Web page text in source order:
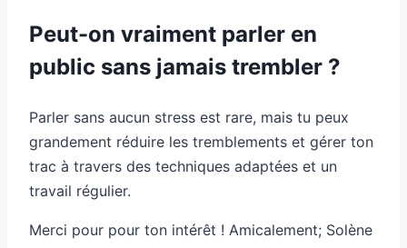
Peut-on vraiment parler en
public sans jamais trembler ?
Parler sans aucun stress est rare, mais tu peux
grandement réduire les tremblements et gérer ton
trac à travers des techniques adaptées et un
travail régulier.
Merci pour pour ton intérêt ! Amicalement; Solène